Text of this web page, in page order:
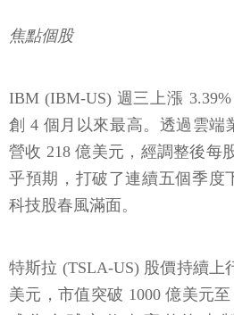
焦點個股
IBM (IBM-US) 週三上漲 3.39%
創 4 個月以來最高。透過雲端
營收 218 億美元，經調整後每
乎預期，打破了連續五個季度
科技股春風滿面。
特斯拉 (TSLA-US) 股價持續上
美元，市值突破 1000 億美元